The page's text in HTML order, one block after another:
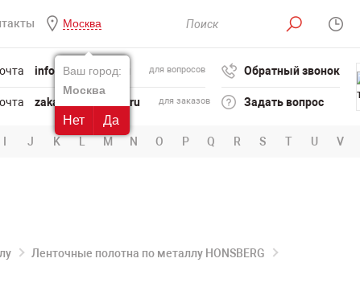
Москва
Ваш город:
Москва
Нет Да
info@powertool.ru для вопросов
zakaz@powertool.ru для заказов
Обратный звонок
Задать вопрос
I J K L M N O P Q R S T U V
Ленточные полотна по металлу HONSBERG